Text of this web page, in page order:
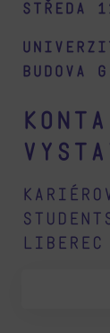
Středa
budova G
Liberec